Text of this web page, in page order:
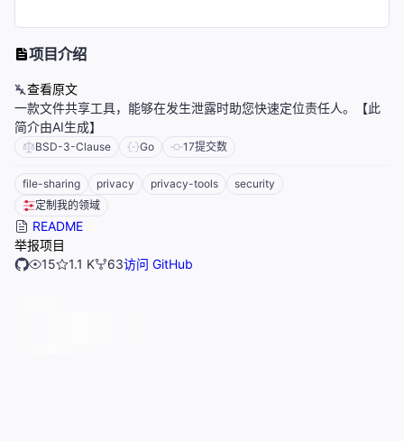
项目介绍
查看原文
一款文件共享工具，能够在发生泄露时助您快速定位责任人。【此
简介由AI生成】
BSD-3-Clause Go 17提交数
file-sharing privacy privacy-tools
security
定制我的领域
README
举报项目
15
1.1 K 63访问 GitHub